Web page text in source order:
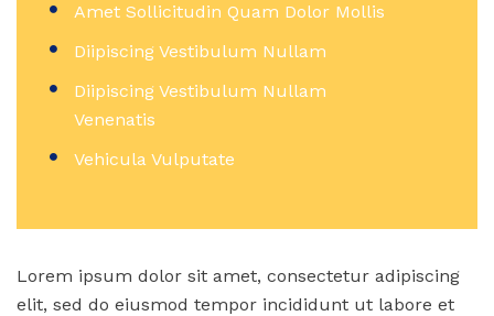
Amet Sollicitudin Quam Dolor Mollis
Diipiscing Vestibulum Nullam
Diipiscing Vestibulum Nullam
Venenatis
Vehicula Vulputate
Lorem ipsum dolor sit amet, consectetur adipiscing
elit, sed do eiusmod tempor incididunt ut labore et